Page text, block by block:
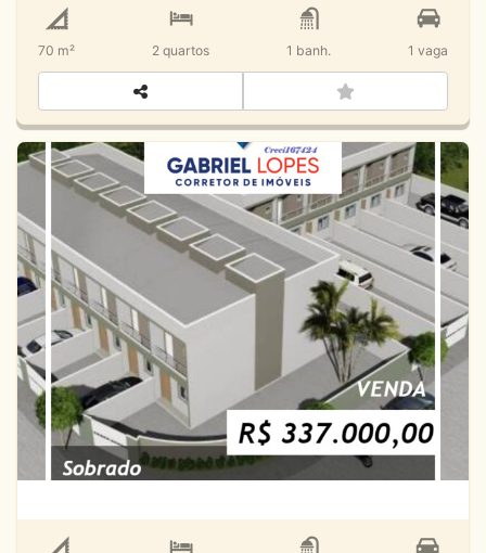
70 m² 2 quartos 1 banh. 1 vaga
Sobrado Novo - Bairro Massaguaçu -
Caraguatatuba - SP
Venda
Loteamento Morada do Mar